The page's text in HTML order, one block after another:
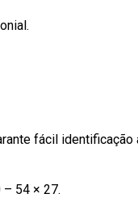
fácil
54 × 27.